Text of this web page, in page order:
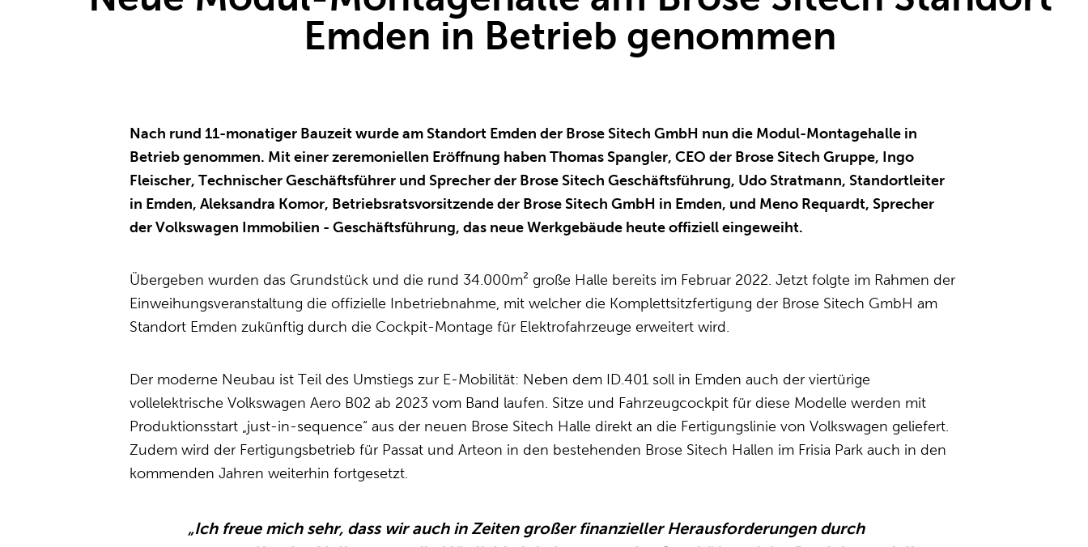
Emden in Betrieb genommen
Nach rund 11-monatiger Bauzeit wurde am Standort Emden der Brose Sitech GmbH nun die Modul-Montagehalle in
Betrieb genommen. Mit einer zeremoniellen Eröffnung haben Thomas Spangler, CEO der Brose Sitech Gruppe, Ingo
Fleischer, Technischer Geschäftsführer und Sprecher der Brose Sitech Geschäftsführung, Udo Stratmann, Standortleiter
in Emden, Aleksandra Komor, Betriebsratsvorsitzende der Brose Sitech GmbH in Emden, und Meno Requardt, Sprecher
der Volkswagen Immobilien - Geschäftsführung, das neue Werkgebäude heute offiziell eingeweiht.
Übergeben wurden das Grundstück und die rund 34.000m² große Halle bereits im Februar 2022. Jetzt folgte im Rahmen der
Einweihungsveranstaltung die offizielle Inbetriebnahme, mit welcher die Komplettsitzfertigung der Brose Sitech GmbH am
Standort Emden zukünftig durch die Cockpit-Montage für Elektrofahrzeuge erweitert wird.
Der moderne Neubau ist Teil des Umstiegs zur E-Mobilität: Neben dem ID.401 soll in Emden auch der viertürige
vollelektrische Volkswagen Aero B02 ab 2023 vom Band laufen. Sitze und Fahrzeugcockpit für diese Modelle werden mit
Produktionsstart „just-in-sequence“ aus der neuen Brose Sitech Halle direkt an die Fertigungslinie von Volkswagen geliefert.
Zudem wird der Fertigungsbetrieb für Passat und Arteon in den bestehenden Brose Sitech Hallen im Frisia Park auch in den
kommenden Jahren weiterhin fortgesetzt.
„Ich freue mich sehr, dass wir auch in Zeiten großer finanzieller Herausforderungen durch